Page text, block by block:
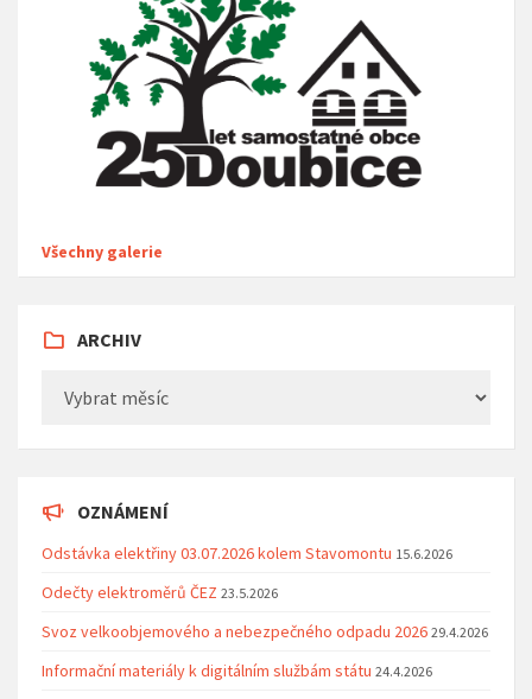
Všechny galerie
ARCHIV
OZNÁMENÍ
Odstávka elektřiny 03.07.2026 kolem Stavomontu 15.6.2026
Odečty elektroměrů ČEZ 23.5.2026
Svoz velkoobjemového a nebezpečného odpadu 2026 29.4.2026
Informační materiály k digitálním službám státu 24.4.2026